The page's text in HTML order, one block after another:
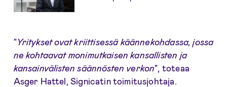
"Yritykset ovat kriittisessä käännekohdassa, jossa
ne kohtaavat monimutkaisen kansallisten ja
kansainvälisten säännösten verkon", toteaa
Asger Hattel, Signicatin toimitusjohtaja.